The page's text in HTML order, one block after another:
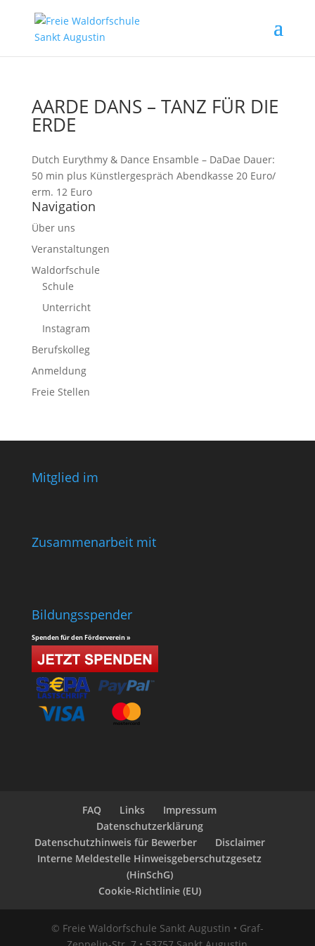
AARDE DANS – TANZ FÜR DIE
ERDE
Dutch Eurythmy & Dance Ensamble – DaDae Dauer:
50 min plus Künstlergespräch Abendkasse 20 Euro/
erm. 12 Euro
Navigation
Über uns
Veranstaltungen
Waldorfschule
Schule
Unterricht
Instagram
Berufskolleg
Anmeldung
Freie Stellen
Mitglied im
Zusammenarbeit mit
Bildungsspender
Spenden für den Förderverein »
FAQ Links
Impressum
Datenschutzerklärung
Datenschutzhinweis für Bewerber
Disclaimer
Interne Meldestelle Hinweisgeberschutzgesetz
(HinSchG)
Cookie-Richtlinie (EU)
© Freie Waldorfschule Sankt Augustin • Graf-